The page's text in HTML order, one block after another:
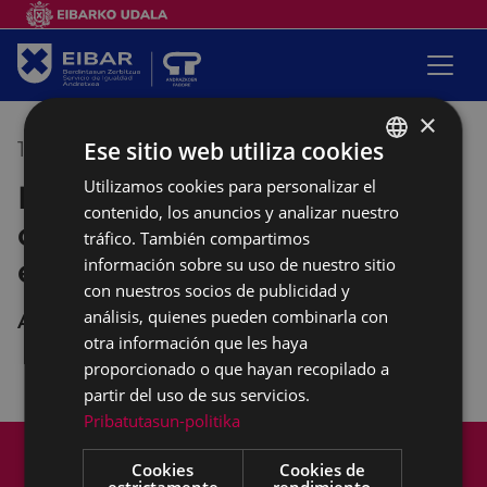
12/05/2022 10:00 -12:00
Empalabramiento: clases de
castellano con perspectiva
empoderante
Andretxea
Mapa del Sitio
Política de cookies
Contacto
BASQUE
SPANISH
×
Ese sitio web utiliza cookies
Utilizamos cookies para personalizar el
contenido, los anuncios y analizar nuestro
tráfico. También compartimos
información sobre su uso de nuestro sitio
con nuestros socios de publicidad y
análisis, quienes pueden combinarla con
otra información que les haya
proporcionado o que hayan recopilado a
partir del uso de sus servicios.
Pribatutasun-politika
Cookies
Cookies de